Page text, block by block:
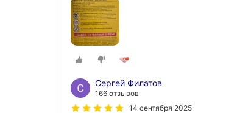
Сергей Филатов
166 отзывов
14 сентября 2025